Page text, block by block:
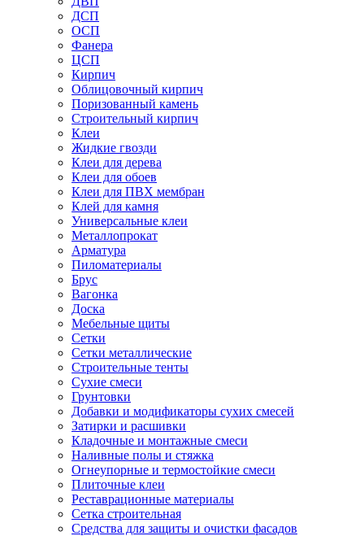
ДСП
ОСП
Фанера
ЦСП
Кирпич
Облицовочный кирпич
Поризованный камень
Строительный кирпич
Клеи
Жидкие гвозди
Клеи для дерева
Клеи для обоев
Клеи для ПВХ мембран
Клей для камня
Универсальные клеи
Металлопрокат
Арматура
Пиломатериалы
Брус
Вагонка
Доска
Мебельные щиты
Сетки
Сетки металлические
Строительные тенты
Сухие смеси
Грунтовки
Добавки и модификаторы сухих смесей
Затирки и расшивки
Кладочные и монтажные смеси
Наливные полы и стяжка
Огнеупорные и термостойкие смеси
Плиточные клеи
Реставрационные материалы
Сетка строительная
Средства для защиты и очистки фасадов